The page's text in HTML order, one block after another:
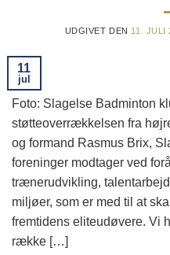
UDGIVET DEN 11. JULI
11
jul
Foto: Slagelse Badminton
støtteoverrækkelsen fra
og formand Rasmus Brix,
foreninger modtager ved
trænerudvikling,
miljøer, som er med til at
fremtidens eliteudøvere. Vi
række […]